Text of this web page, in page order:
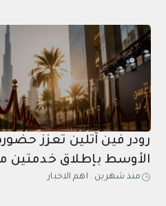
رودر فين آتلين تعزز
الأوسط بإطلاق
منذ شهرين . اهم الاخبار